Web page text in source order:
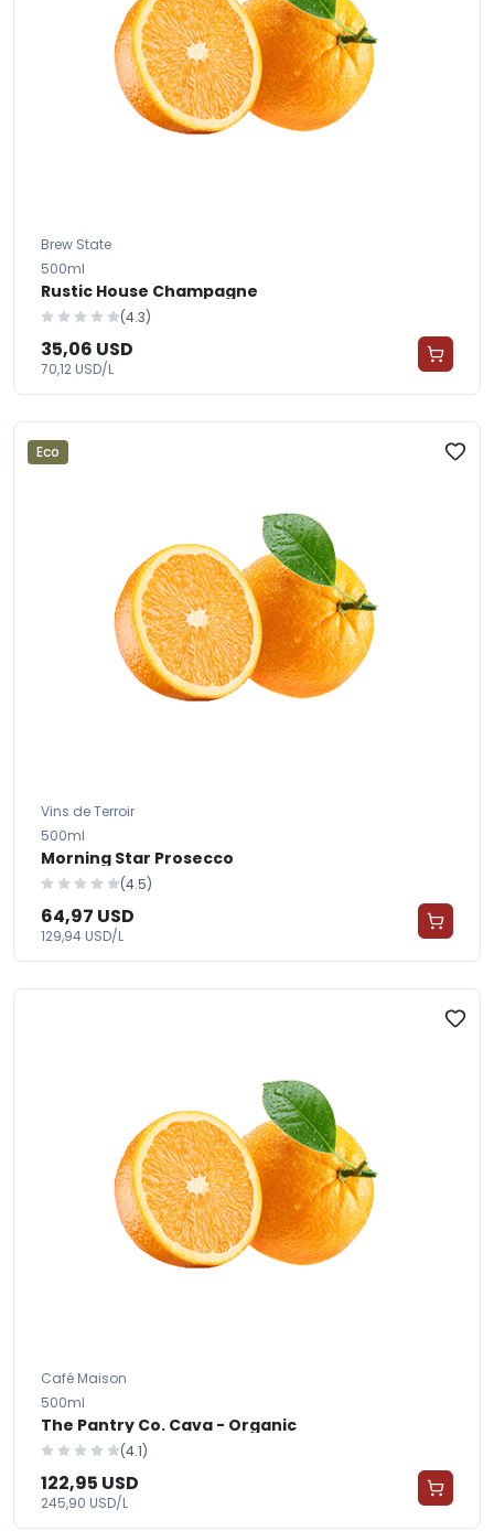
Brew State
500ml
Rustic House Champagne
(4.3)
35,06 USD
70,12 USD/L
Eco
Vins de Terroir
500ml
Morning Star Prosecco
(4.5)
64,97 USD
129,94 USD/L
Café Maison
500ml
The Pantry Co. Cava - Organic
(4.1)
122,95 USD
245,90 USD/L